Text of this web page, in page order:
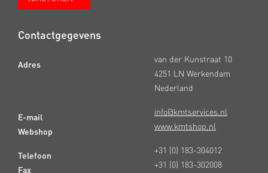
Contactgegevens
Adres
E-mail
Webshop
Telefoon
Fax
van der Kunstraat 10
4251 LN Werkendam
Nederland
info@kmtservices.nl
www.kmtshop.nl
+31 (0) 183-304012
+31 (0) 183-302008